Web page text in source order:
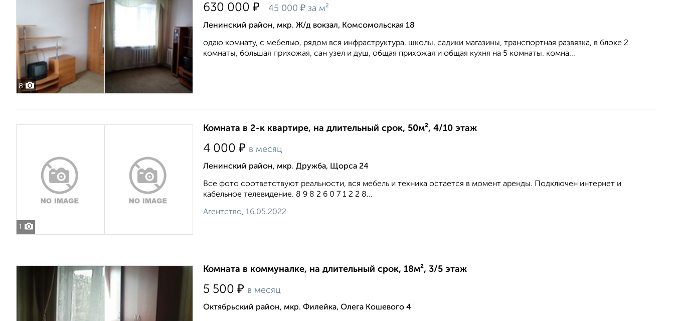
8
630 000 ₽ 45 000 ₽ за м²
Ленинский район, мкр. Ж/д вокзал, Комсомольская 18
одаю комнату, с мебелью, рядом вся инфраструктура, школы, садики магазины, транспортная развязка, в блоке 2
комнаты, большая прихожая, сан узел и душ, общая прихожая и общая кухня на 5 комнаты. комна...
1
Комната в 2-к квартире, на длительный срок, 50м², 4/10 этаж
4 000 ₽ в месяц
Ленинский район, мкр. Дружба, Щорса 24
Все фото соответствуют реальности, вся мебель и техника остается в момент аренды. Подключен интернет и
кабельное телевидение. 8 9 8 2 6 0 7 1 2 2 8...
Агентство, 16.05.2022
Комната в коммуналке, на длительный срок, 18м², 3/5 этаж
5 500 ₽ в месяц
Октябрьский район, мкр. Филейка, Олега Кошевого 4